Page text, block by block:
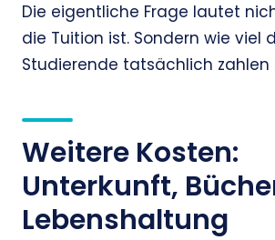
Die eigentliche Frage lautet
die Tuition ist. Sondern wie viel
Studierende tatsächlich zahlen
Weitere Kosten:
Unterkunft,
Lebenshaltung